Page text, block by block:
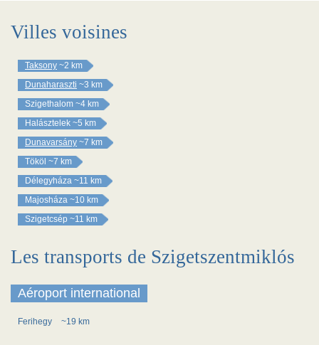
Villes voisines
Taksony ~2 km
Dunaharaszti ~3 km
Szigethalom ~4 km
Halásztelek ~5 km
Dunavarsány ~7 km
Tököl ~7 km
Délegyháza ~11 km
Majosháza ~10 km
Szigetcsép ~11 km
Les transports de Szigetszentmiklós
Aéroport international
Ferihegy ~19 km